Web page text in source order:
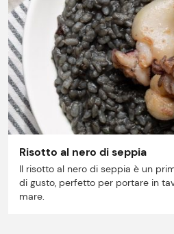
Risotto al nero di seppia
Il risotto al nero di seppia è un
di gusto, perfetto per portare in
mare.